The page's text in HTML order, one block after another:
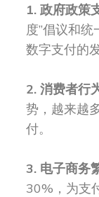
1. 政府政策
度”倡议和
数字支付的
2. 消费者行
势，越来越
付。
3. 电子商务
30%，为支